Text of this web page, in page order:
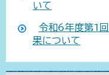
いて
令和6年度第1
果について